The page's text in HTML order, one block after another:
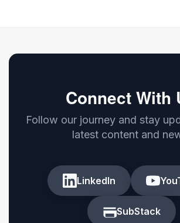
Connect With
Follow our journey and stay
latest content and
LinkedIn
SubStack